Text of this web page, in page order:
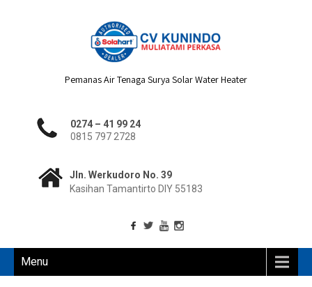
Pemanas Air Tenaga Surya Solar Water Heater
0274 – 41 99 24
0815 797 2728
Jln. Werkudoro No. 39
Kasihan Tamantirto DIY 55183
Menu